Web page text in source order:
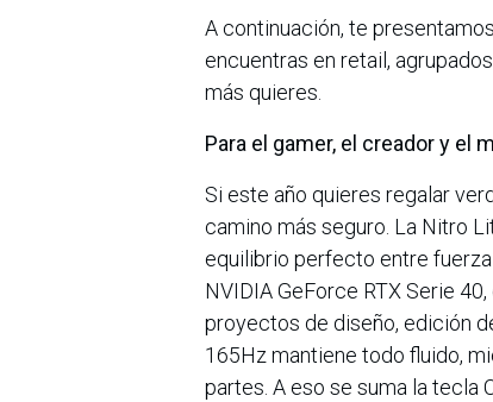
A continuación, te
encuentras en retail,
más quieres.
Para el gamer, el creador y el
Si este año quieres regalar
camino más seguro. La Nitro
equilibrio perfecto entre
NVIDIA GeForce RTX Serie
proyectos de diseño, edición
165Hz mantiene todo fluido,
partes. A eso se suma la tecla